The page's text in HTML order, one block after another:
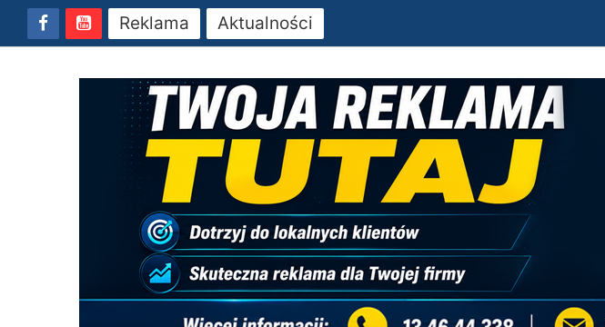
Reklama Aktualności